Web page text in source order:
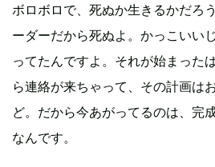
ボロボロで、死ぬか生きるかだろ
ーダーだから死ぬよ。かっこいい
ってたんですよ。それが始まった
ら連絡が来ちゃって、その計画は
ど。だから今あがってるのは、完
なんです。